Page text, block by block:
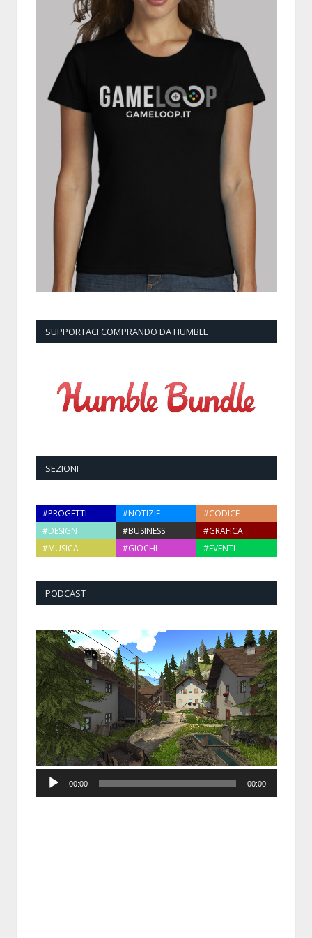
SUPPORTACI COMPRANDO DA HUMBLE
SEZIONI
#PROGETTI #NOTIZIE
#CODICE
#DESIGN
#BUSINESS
#GRAFICA
#MUSICA
#GIOCHI #EVENTI
PODCAST
Player
00:00 00:00